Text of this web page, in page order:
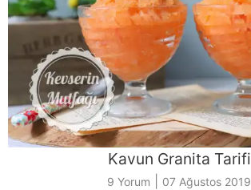
Kavun Granita Tarifi
9 Yorum 07 Ağustos 2019